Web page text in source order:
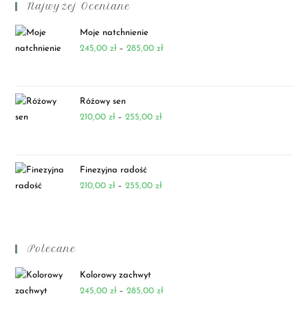
Najwyżej Oceniane
Moje natchnienie
245,00zł – 285,00zł
Różowy sen
210,00zł – 255,00zł
Finezyjna radość
210,00zł – 255,00zł
Polecane
Kolorowy zachwyt
245,00zł – 285,00zł